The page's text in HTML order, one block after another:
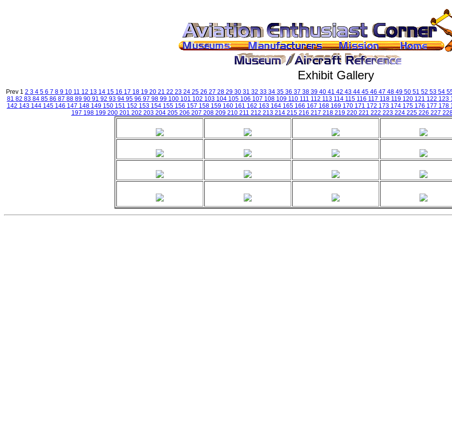
Exhibit Gallery
Prev 1 2 3 4 5 6 7 8 9 10 11 12 13 14 15 16 17 18 19 20 21 22 23 24 25 26 27 28 29 30 31 32 33 34 35 36 37 38 39 40 41 42 43 44 45 46 47 48 49 50 51 52 53 54
81 82 83 84 85 86 87 88 89 90 91 92 93 94 95 96 97 98 99 100 101 102 103 104 105 106 107 108 109 110 111 112 113 114 115 116 117 118 119 120 121 122 123
142 143 144 145 146 147 148 149 150 151 152 153 154 155 156 157 158 159 160 161 162 163 164 165 166 167 168 169 170 171 172 173 174 175 176 177 178
197 198 199 200 201 202 203 204 205 206 207 208 209 210 211 212 213 214 215 216 217 218 219 220 221 222 223 224 225 226 227